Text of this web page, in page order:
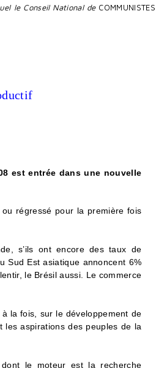
le Conseil National de COMMUNISTES
est entrée dans une nouvelle
régressé pour la première fois
s’ils ont encore des taux de
Sud Est asiatique annoncent 6%
le Brésil aussi. Le commerce
la fois, sur le développement de
aspirations des peuples de la
dont le moteur est la recherche